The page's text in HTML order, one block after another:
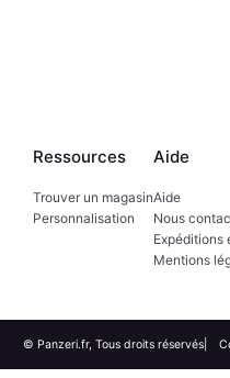
Ressources
Trouver un magasin
Personnalisation
Aide
Aide
Nous
Expéditions
Mentions
© Panzeri.fr, Tous droits réservés